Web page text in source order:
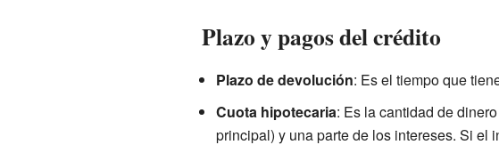
Plazo y pagos del crédito
Plazo de devolución: Es el tiempo que
Cuota hipotecaria: Es la cantidad de
principal) y una parte de los intereses. Si el